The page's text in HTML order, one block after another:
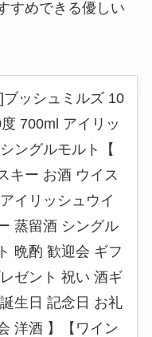
すめできる優しい
ブッシュミルズ 10
700ml アイリッ
ングルモルト【
キー お酒 ウイス
イリッシュウイ
蒸留酒 シングル
晩酌 歓迎会 ギフ
レゼント 祝い 酒ギ
生日 記念日 お礼
洋酒 】【ワイン